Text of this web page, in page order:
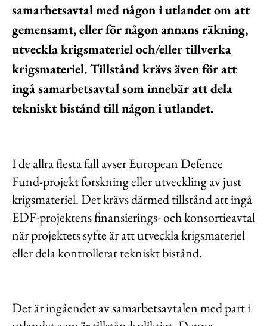
samarbetsavtal med någon i utlandet om att
gemensamt, eller för någon annans räkning,
utveckla krigsmateriel och/eller tillverka
krigsmateriel. Tillstånd krävs även för att
ingå samarbetsavtal som innebär att dela
tekniskt bistånd till någon i utlandet.
I de allra flesta fall avser European Defence
Fund-projekt forskning eller utveckling av just
krigsmateriel. Det krävs därmed tillstånd att ingå
EDF-projektens finansierings- och konsortieavtal
när projektets syfte är att utveckla krigsmateriel
eller dela kontrollerat tekniskt bistånd.
Det är ingåendet av samarbetsavtalen med part i